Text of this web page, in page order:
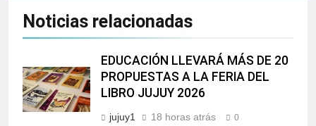
Noticias relacionadas
EDUCACIÓN LLEVARÁ MÁS DE 20
PROPUESTAS A LA FERIA DEL
LIBRO JUJUY 2026
jujuy1 18 horas atrás 0